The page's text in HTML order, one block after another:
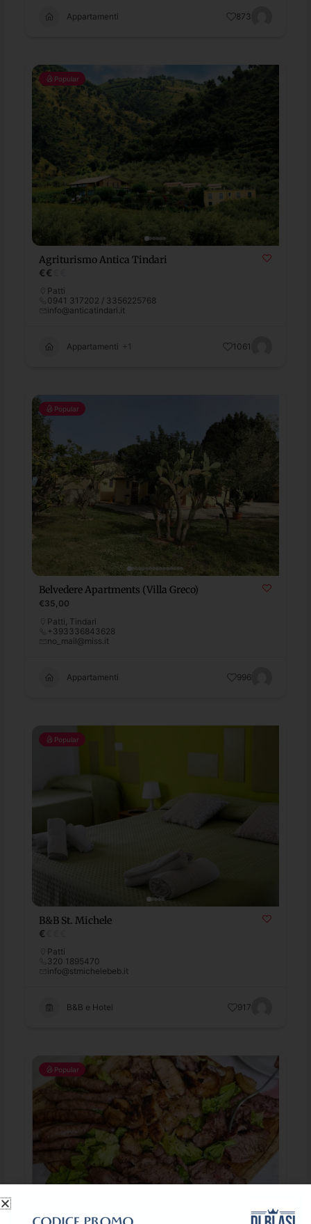
Appartamenti 873
Popular
Agriturismo Antica Tindari
€€
Patti
0941 317202 / 3356225768
info@anticatindari.it
Appartamenti +1 1061
Popular
Belvedere Apartments (Villa Greco)
€35,00
Patti Tindari
+393336843628
no_mail@miss.it
Appartamenti 996
Popular
B&B St. Michele
€
Patti
320 1895470
info@stmichelebeb.it
B&B e Hotel 917
Popular